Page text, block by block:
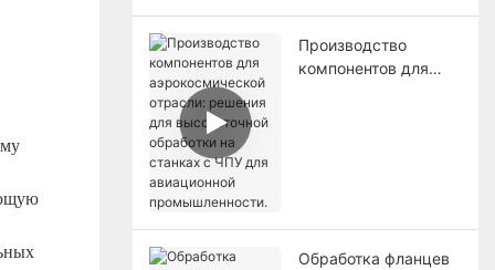
Производство
компонентов для
промышленности.
Обработка фланцев